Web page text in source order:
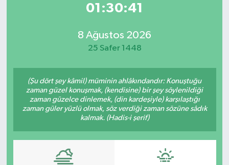
01:30:41
8 Ağustos 2026
25 Safer 1448
(Şu dört şey kâmil) müminin ahlâkındandır: Konuştuğu
zaman güzel konuşmak, (kendisine) bir şey söylenildiği
zaman güzelce dinlemek, (din kardeşiyle) karşılaştığı
zaman güler yüzlü olmak, söz verdiği zaman sözüne sâdık
kalmak. (Hadis-i şerif)
Karabük